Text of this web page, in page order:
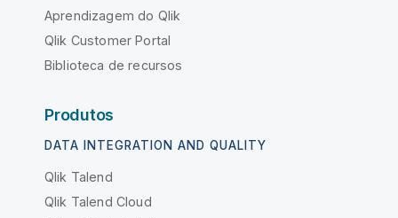
Aprendizagem do Qlik
Qlik Customer Portal
Biblioteca de recursos
Produtos
DATA INTEGRATION AND QUALITY
Qlik Talend
Qlik Talend Cloud